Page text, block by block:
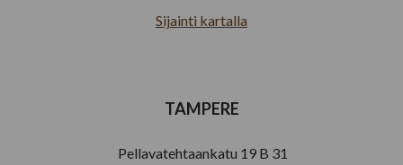
Sijainti kartalla
TAMPERE
Pellavatehtaankatu 19 B 31